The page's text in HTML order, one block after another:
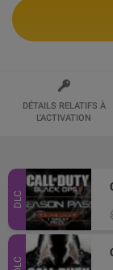
DÉTAILS RELATIFS À
L'ACTIVATION
DLC
DLC